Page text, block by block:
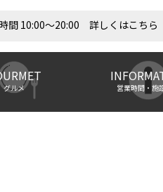
間 10:00～20:00 詳しくはこちら
グルメ 営業時間・施